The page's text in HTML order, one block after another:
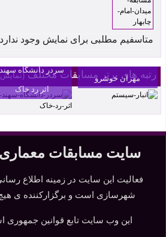
متاسفیم مطلبی برای نمایش وجود
رتبه های برتر مسابقات مختلف
انبار سیستم اثر
مهران خوشرو
سردر دانشگاه سهند
اثر رد خاک
سایت مسابقات
فعالیت این سایت در زمینه اطلاع
شهرسازی است و برگزارکننده ی
این وب سایت تابع قوانین جمهوری